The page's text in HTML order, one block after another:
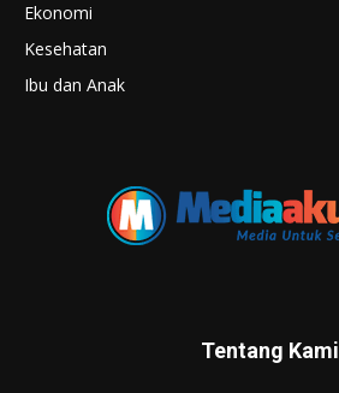
Ekonomi
Kesehatan
Ibu dan Anak
Tentang Kami